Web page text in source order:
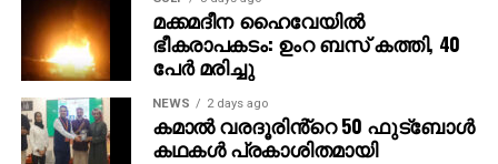
നിയമാനുസൃത തൊഴിലുടമകള്‍ ഒരിക്കലും സാമ്പത്തിക
വിവരങ്ങളോ പേയ്‌മെന്റെ് ആവശ്യങ്ങളോ
ഉന്നയിക്കില്ലെന്നും ഉപയോക്താക്കള്‍ ഓണ്‍ലൈനില്‍
കൂടുതല്‍ ജാഗ്രത പാലിക്കണമെന്നും ഗൂഗിള്‍
വ്യക്തമാക്കി.
മക്കമദീന ഹൈവേയില്‍
ഭീകരാപകടം: ഉംറ ബസ് കത്തി, 40
പേര്‍ മരിച്ചു
NEWS 2 days ago
കമാൽ വരദൂരിൻ്റെ 50 ഫുട്ബോൾ
കഥകൾ പ്രകാശിതമായി